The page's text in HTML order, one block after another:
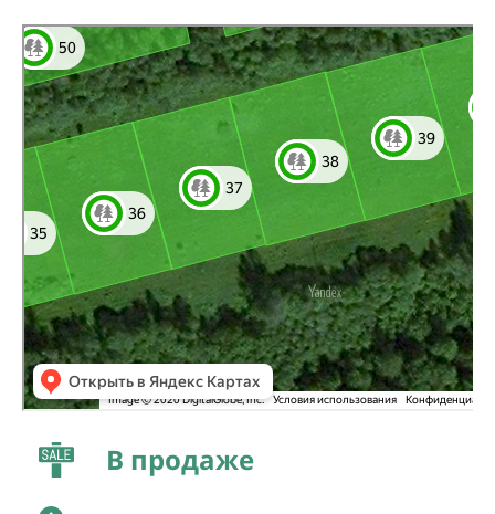
Яндекс Карты
Яндекс Карты — транспорт, навигация, поиск мест
В продаже